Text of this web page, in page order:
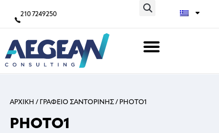
210 7249250
ΑΡΧΙΚΗ / ΓΡΑΦΕΙΟ ΣΑΝΤΟΡΙΝΗΣ / PHOTO1
PHOTO1